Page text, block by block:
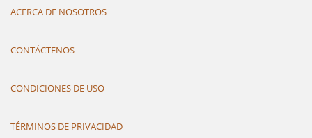
ACERCA DE NOSOTROS
CONTÁCTENOS
CONDICIONES DE USO
TÉRMINOS DE PRIVACIDAD